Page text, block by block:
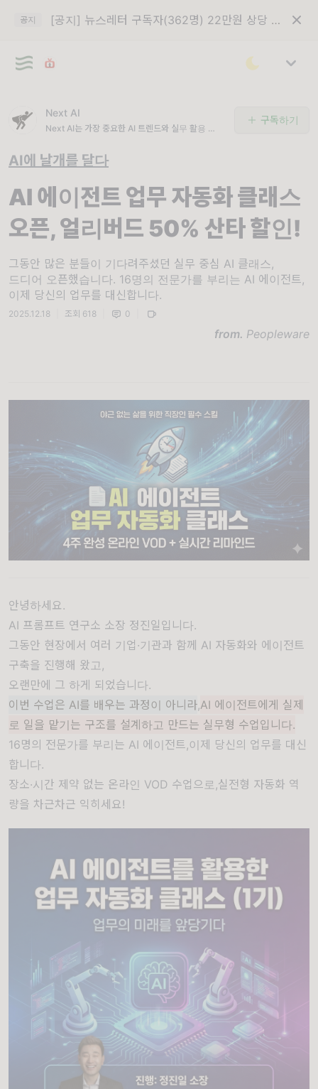
공지 [공지] 뉴스레터 구독자(362명) 22만원 상당 VOD 구입권 이메일 발송
Next AI
Next AI는 가장 중요한 AI 트렌드와 실무 활용 전략
구독하기
AI에 날개를 달다
AI 에이전트 업무 자동화 클래스
오픈, 얼리버드 50% 산타 할인!
그동안 많은 분들이 기다려주셨던 실무 중심 AI 클래스,
드디어 오픈했습니다. 16명의 전문가를 부리는 AI 에이전트,
이제 당신의 업무를 대신합니다.
2025.12.18 조회 618 0
from. Peopleware
안녕하세요.
AI 프롬프트 연구소 소장 정진일입니다.
그동안 현장에서 여러 기업·기관과 함께 AI 자동화와 에이전트
구축을 진행해 왔고,
오랜만에 그 하게 되었습니다.
이번 수업은 AI를 배우는 과정이 아니라,AI 에이전트에게 실제
로 일을 맡기는 구조를 설계하고 만드는 실무형 수업입니다.
16명의 전문가를 부리는 AI 에이전트,이제 당신의 업무를 대신
합니다.
장소·시간 제약 없는 온라인 VOD 수업으로,실전형 자동화 역
량을 차근차근 익히세요!